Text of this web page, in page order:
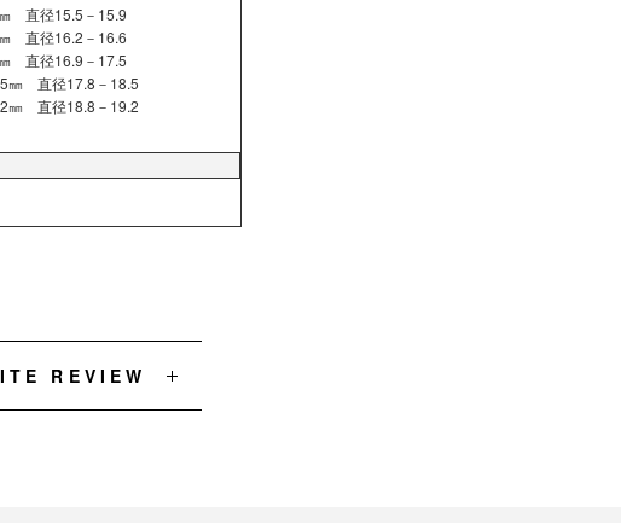
直径15.5－15.9
直径16.2－16.6
直径16.9－17.5
㎜ 直径17.8－18.5
㎜ 直径18.8－19.2
REVIEW